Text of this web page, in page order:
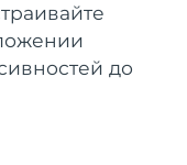
до
дата доставки
8/17/26